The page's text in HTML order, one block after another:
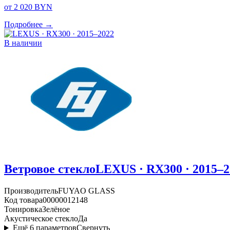
от 2 020 BYN
Подробнее →
В наличии
Ветровое стеклоLEXUS · RX300 ·
ПроизводительFUYAO GLASS
Код товара00000012148
ТонировкаЗелёное
Акустическое стеклоДа
Ещё 6 параметровСвернуть